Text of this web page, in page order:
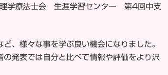
理学療法士会 生涯学習センター 第4回中支
、様々な事を学ぶ良い機会になりました。
発表では自分と比べて情報や評価をより沢